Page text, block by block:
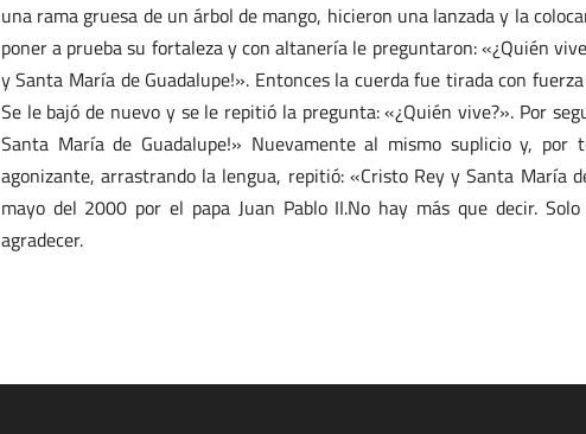
una rama gruesa de un árbol de mango, hicieron una lanzada y la
poner a prueba su fortaleza y con altanería le preguntaron: «¿Quién
y Santa María de Guadalupe!». Entonces la cuerda fue tirada con
Se le bajó de nuevo y se le repitió la pregunta: «¿Quién vive?». Por
Santa María de Guadalupe!» Nuevamente al mismo suplicio y,
agonizante, arrastrando la lengua, repitió: «Cristo Rey y Santa María
mayo del 2000 por el papa Juan Pablo II.No hay más que decir.
agradecer.